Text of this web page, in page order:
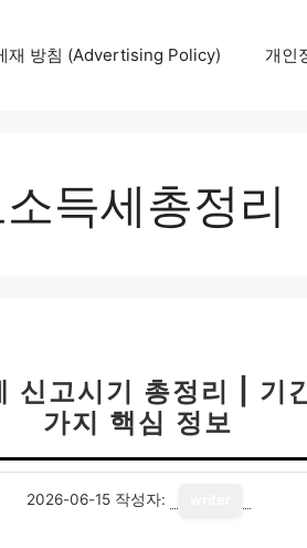
재 방침 (Advertising Policy) 개인
득세총정리
신고시기 총정리 | 기
가지 핵심 정보
2026-06-15 작성자: